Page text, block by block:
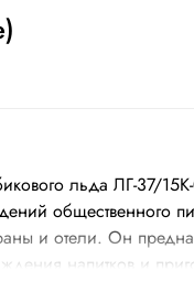
льда ЛГ-37/
общественного
и отели. Он
напитков и